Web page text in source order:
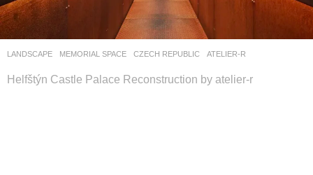
LANDSCAPE MEMORIAL SPACE CZECH REPUBLIC ATELIER-R
Helfštýn Castle Palace Reconstruction by atelier-r